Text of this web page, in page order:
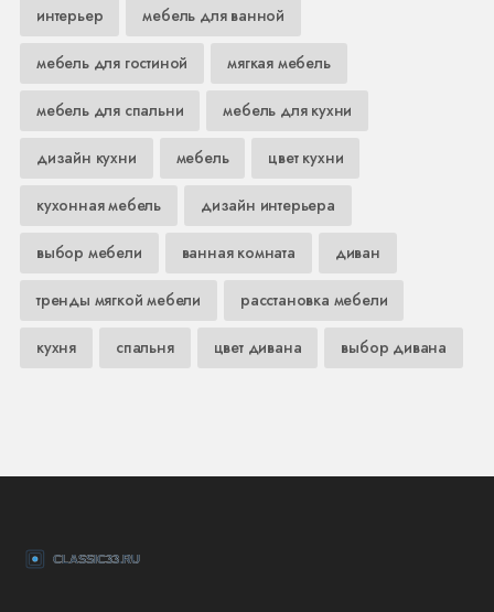
интерьер мебель для ванной
мебель для гостиной мягкая мебель
мебель для спальни мебель для кухни
дизайн кухни мебель цвет кухни
кухонная мебель дизайн интерьера
выбор мебели ванная комната диван
тренды мягкой мебели расстановка мебели
кухня спальня цвет дивана выбор дивана